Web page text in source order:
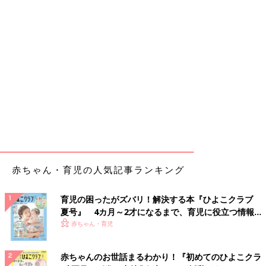
赤ちゃん・育児の人気記事ランキング
育児の困ったがズバリ！解決する本『ひよこクラブ
夏号』 4カ月～2才になるまで、育児に役立つ情報が
いっぱい！
赤ちゃん・育児
赤ちゃんのお世話まるわかり！『初めてのひよこクラ